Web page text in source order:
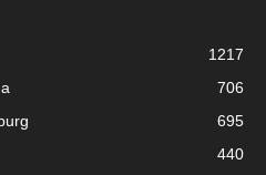
1217
706
695
440